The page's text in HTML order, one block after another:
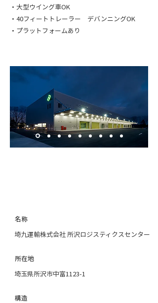
・大型ウイング車OK
・40フィートトレーラー デバンニングOK
・プラットフォームあり
名称
埼九運輸株式会社 所沢ロジスティクスセンター
所在地
埼玉県所沢市中富1123-1
構造